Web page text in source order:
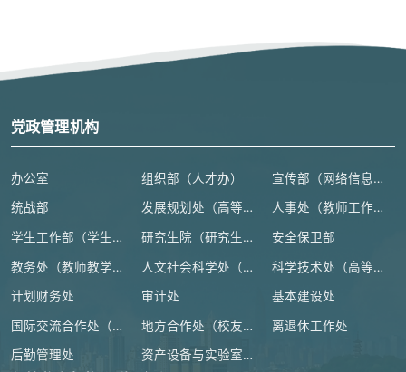
党政管理机构
办公室 组织部（人才办） 宣传部（网络信息安全管理与新闻中心）
统战部 发展规划处（高等教育研究所） 人事处（教师工作部）
学生工作部（学生处、人武部） 研究生院（研究生工作部、学科建设办公室） 安全保卫部
教务处（教师教学发展中心） 人文社会科学处（高等人文研究院） 科学技术处（高等研究院）
计划财务处 审计处 基本建设处
国际交流合作处（港澳台事务办公室） 地方合作处（校友总会办公室） 离退休工作处
后勤管理处 资产设备与实验室管理处